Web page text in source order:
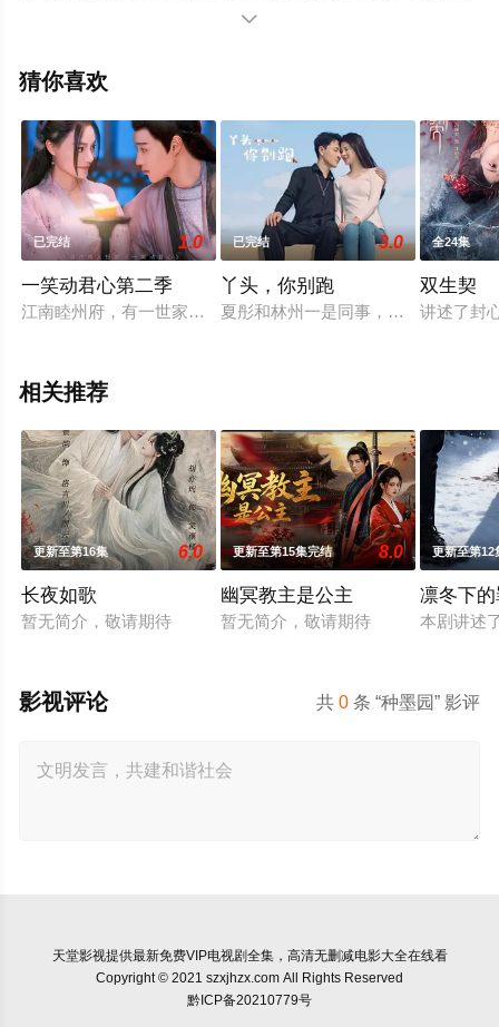
天,宋禹,瑛子,王劲松,丁勇岱,吴其江,吴京安等演员精彩演绎
剧全集就上天堂电影网，热播电视剧提前免费观看，更多
解。

猜你喜欢
已完结 1.0
一笑动君心第二季
江南睦州府，有一世家小姐，懒名远播。据说，此女子能躺着
已完结 3.0
丫头，你别跑
夏彤和林州一是同事，在公司的一次
全24集
双生契
讲述了封
相关推荐
更新至第16集 6.0
长夜如歌
暂无简介，敬请期待
更新至第15集完结 8.0
幽冥教主是公主
暂无简介，敬请期待
更新至第12
凛冬下
本剧讲述
共0 条 “种墨园” 影评
影视评论
天堂影视提供最新免费VIP电视剧全集，高清无删减电影大全在线看
Copyright © 2021 szxjhzx.com All Rights Reserved
黔ICP备20210779号